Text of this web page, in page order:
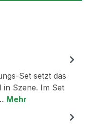
Set setzt das
in Szene. Im Set
Mehr